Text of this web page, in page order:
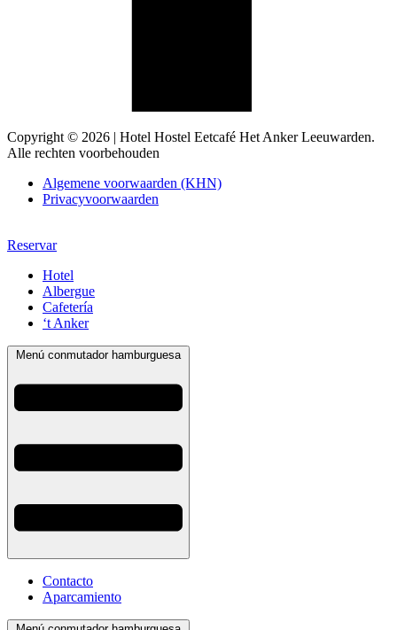
Copyright © 2026 | Hotel Hostel Eetcafé Het Anker Leeuwarden.
Alle rechten voorbehouden
Algemene voorwaarden (KHN)
Privacyvoorwaarden
Reservar
Hotel
Albergue
Cafetería
‘t Anker
Menú conmutador hamburguesa
Contacto
Aparcamiento